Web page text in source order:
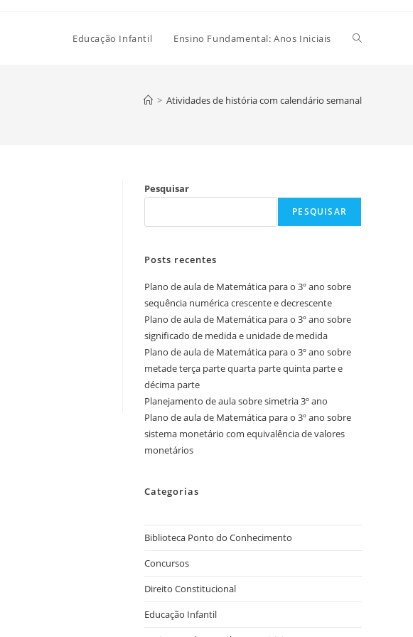
Educação Infantil Ensino Fundamental: Anos Iniciais Alternar
site
> Atividades de história com calendário semanal
Pesquisar
PESQUISAR
Posts recentes
Plano de aula de Matemática para o 3º ano sobre
sequência numérica crescente e decrescente
Plano de aula de Matemática para o 3º ano sobre
significado de medida e unidade de medida
Plano de aula de Matemática para o 3º ano sobre
metade terça parte quarta parte quinta parte e
décima parte
Planejamento de aula sobre simetria 3º ano
Plano de aula de Matemática para o 3º ano sobre
sistema monetário com equivalência de valores
monetários
Categorias
Biblioteca Ponto do Conhecimento
Concursos
Direito Constitucional
Educação Infantil